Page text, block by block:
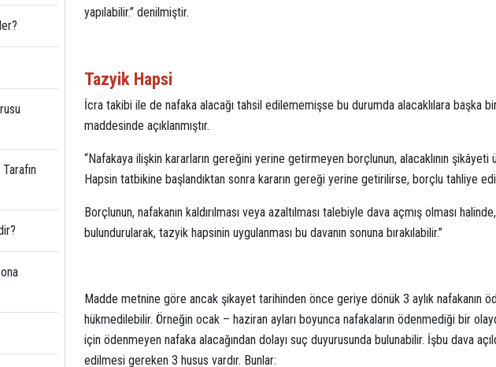
yapılabilir.” denilmiştir.
Tazyik Hapsi
İcra takibi ile de nafaka alacağı tahsil edilememişse bu durumda alacaklılara başka
maddesinde açıklanmıştır.
“Nafakaya ilişkin kararların gereğini yerine getirmeyen borçlunun, alacaklının
Hapsin tatbikine başlandıktan sonra kararın gereği yerine getirilirse, borçlu tahliye
Borçlunun, nafakanın kaldırılması veya azaltılması talebiyle dava açmış olması
bulundurularak, tazyik hapsinin uygulanması bu davanın sonuna bırakılabilir.”
Madde metnine göre ancak şikayet tarihinden önce geriye dönük 3 aylık nafakanın
hükmedilebilir. Örneğin ocak – haziran ayları boyunca nafakaların ödenmediği bir
için ödenmeyen nafaka alacağından dolayı suç duyurusunda bulunabilir. İşbu dava
edilmesi gereken 3 husus vardır. Bunlar: